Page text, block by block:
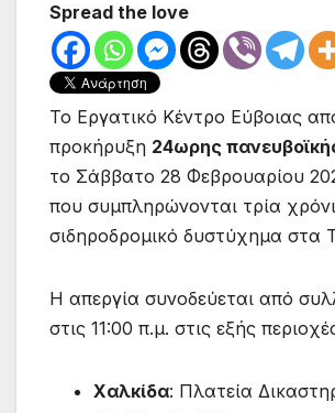
Spread the love
Το Εργατικό Κέντρο Εύβοιας
προκήρυξη 24ωρης
το Σάββατο 28 Φεβρουαρίου
που συμπληρώνονται τρία
σιδηροδρομικό δυστύχημα στα
Η απεργία συνοδεύεται από
στις 11:00 π.μ. στις εξής
Χαλκίδα: Πλατεία